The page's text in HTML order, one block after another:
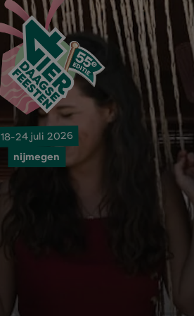
18-24 juli 2026
nijmegen